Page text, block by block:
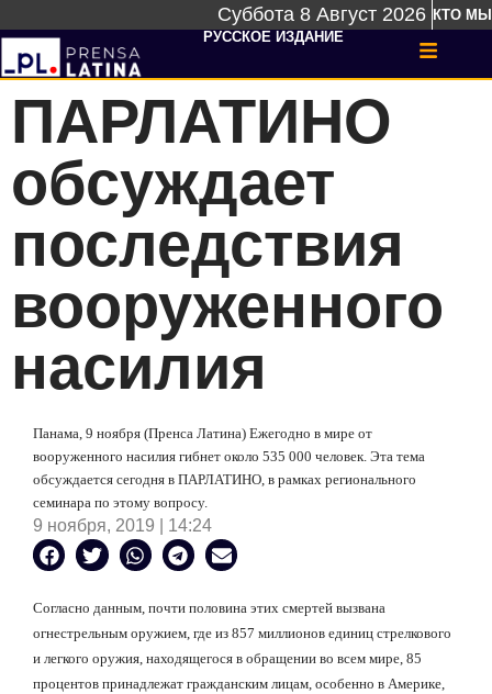
Суббота 8 Август 2026 КТО МЫ
РУССКОЕ ИЗДАНИЕ
ПАРЛАТИНО
обсуждает
последствия
вооруженного
насилия
Панама, 9 ноября (Пренса Латина) Ежегодно в мире от
вооруженного насилия гибнет около 535 000 человек. Эта тема
обсуждается сегодня в ПАРЛАТИНО, в рамках регионального
семинара по этому вопросу.
9 ноября, 2019 | 14:24
Согласно данным, почти половина этих смертей вызвана
огнестрельным оружием, где из 857 миллионов единиц стрелкового
и легкого оружия, находящегося в обращении во всем мире, 85
процентов принадлежат гражданским лицам, особенно в Америке,